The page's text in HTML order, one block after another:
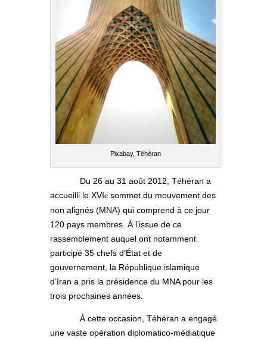
Pixabay, Téhéran
Du 26 au 31 août 2012, Téhéran a
accueilli le XVIe sommet du mouvement des
non alignés (MNA) qui comprend à ce jour
120 pays membres. À l’issue de ce
rassemblement auquel ont notamment
participé 35 chefs d’État et de
gouvernement, la République islamique
d’Iran a pris la présidence du MNA pour les
trois prochaines années.
À cette occasion, Téhéran a engagé
une vaste opération diplomatico-médiatique